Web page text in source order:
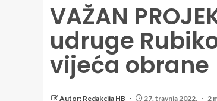
VAŽAN
udruge
vijeća obrane
Autor: Redakcija HB 27. travnja 2022. 2